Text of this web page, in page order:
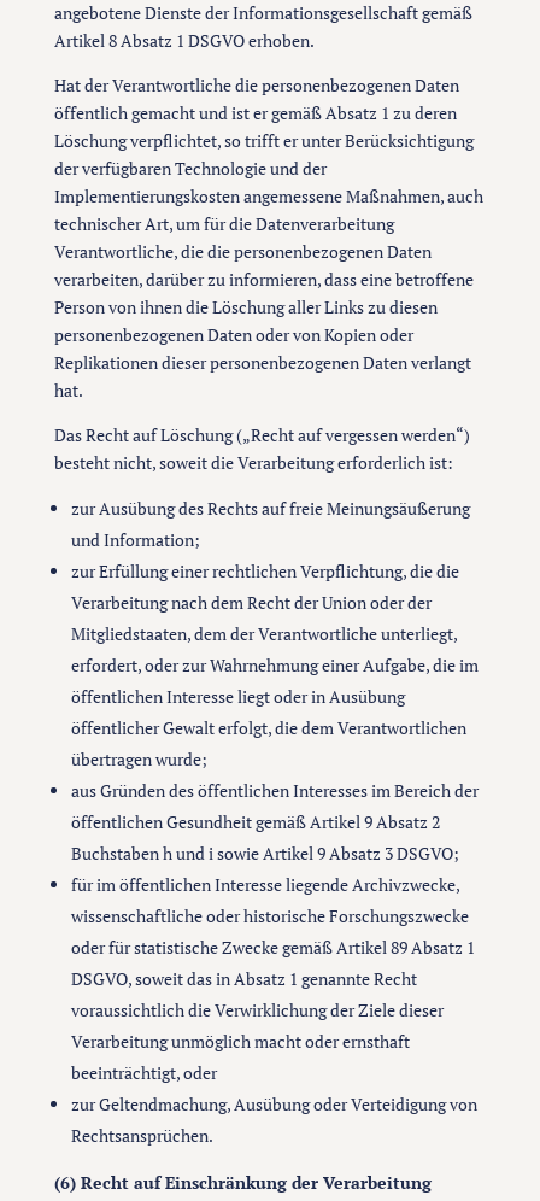
angebotene Dienste der Informationsgesellschaft gemäß
Artikel 8 Absatz 1 DSGVO erhoben.
Hat der Verantwortliche die personenbezogenen Daten
öffentlich gemacht und ist er gemäß Absatz 1 zu deren
Löschung verpflichtet, so trifft er unter Berücksichtigung
der verfügbaren Technologie und der
Implementierungskosten angemessene Maßnahmen, auch
technischer Art, um für die Datenverarbeitung
Verantwortliche, die die personenbezogenen Daten
verarbeiten, darüber zu informieren, dass eine betroffene
Person von ihnen die Löschung aller Links zu diesen
personenbezogenen Daten oder von Kopien oder
Replikationen dieser personenbezogenen Daten verlangt
hat.
Das Recht auf Löschung („Recht auf vergessen werden“)
besteht nicht, soweit die Verarbeitung erforderlich ist:
zur Ausübung des Rechts auf freie Meinungsäußerung
und Information;
zur Erfüllung einer rechtlichen Verpflichtung, die die
Verarbeitung nach dem Recht der Union oder der
Mitgliedstaaten, dem der Verantwortliche unterliegt,
erfordert, oder zur Wahrnehmung einer Aufgabe, die im
öffentlichen Interesse liegt oder in Ausübung
öffentlicher Gewalt erfolgt, die dem Verantwortlichen
übertragen wurde;
aus Gründen des öffentlichen Interesses im Bereich der
öffentlichen Gesundheit gemäß Artikel 9 Absatz 2
Buchstaben h und i sowie Artikel 9 Absatz 3 DSGVO;
für im öffentlichen Interesse liegende Archivzwecke,
wissenschaftliche oder historische Forschungszwecke
oder für statistische Zwecke gemäß Artikel 89 Absatz 1
DSGVO, soweit das in Absatz 1 genannte Recht
voraussichtlich die Verwirklichung der Ziele dieser
Verarbeitung unmöglich macht oder ernsthaft
beeinträchtigt, oder
zur Geltendmachung, Ausübung oder Verteidigung von
Rechtsansprüchen.
(6) Recht auf Einschränkung der Verarbeitung